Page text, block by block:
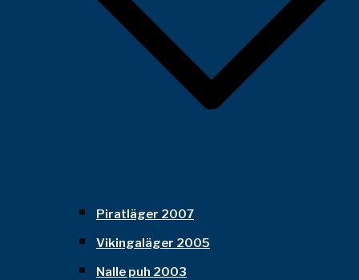
Piratläger 2007
Vikingaläger 2005
Nalle puh 2003